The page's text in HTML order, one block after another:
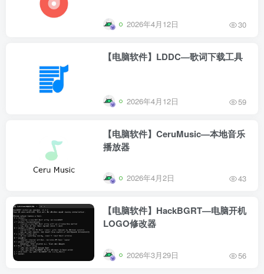
2026年4月12日 30
【电脑软件】LDDC—歌词下载工具
2026年4月12日 59
【电脑软件】CeruMusic—本地音乐
播放器
2026年4月2日 43
【电脑软件】HackBGRT—电脑开机
LOGO修改器
2026年3月29日 56